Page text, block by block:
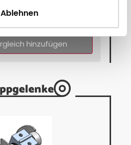
Ablehnen
zum Artikel
hinzufügen